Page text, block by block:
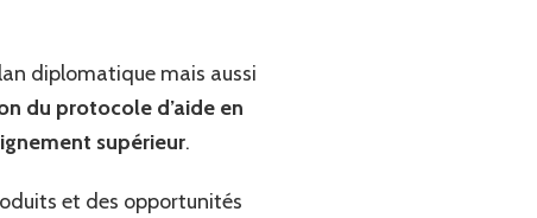
diplomatique mais aussi
du protocole d’aide en
supérieur.
et des opportunités